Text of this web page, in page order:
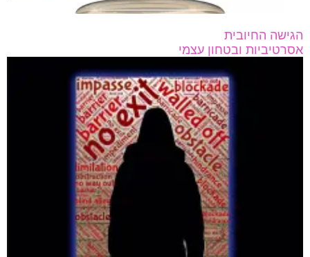
הגישה החיובית
אסרטיביות ובטחון עצמי